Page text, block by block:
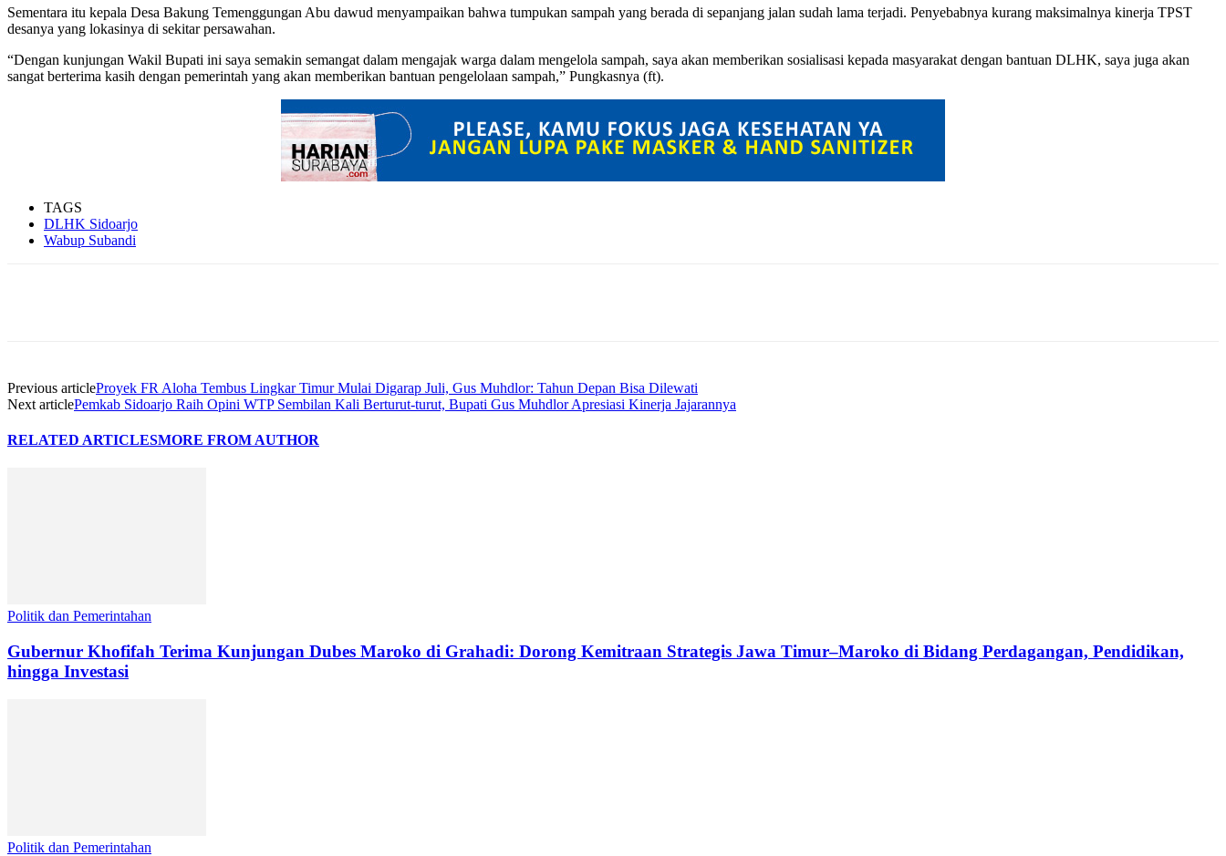
Sementara itu kepala Desa Bakung Temenggungan Abu dawud menyampaikan bahwa tumpukan sampah yang berada di sepanjang jalan sudah lama terjadi. Penyebabnya kurang maksimalnya kinerja TPST
desanya yang lokasinya di sekitar persawahan.
“Dengan kunjungan Wakil Bupati ini saya semakin semangat dalam mengajak warga dalam mengelola sampah, saya akan memberikan sosialisasi kepada masyarakat dengan bantuan DLHK, saya juga akan
sangat berterima kasih dengan pemerintah yang akan memberikan bantuan pengelolaan sampah,” Pungkasnya (ft).
TAGS
DLHK Sidoarjo
Wabup Subandi
Previous articleProyek FR Aloha Tembus Lingkar Timur Mulai Digarap Juli, Gus Muhdlor: Tahun Depan Bisa Dilewati
Next articlePemkab Sidoarjo Raih Opini WTP Sembilan Kali Berturut-turut, Bupati Gus Muhdlor Apresiasi Kinerja Jajarannya
RELATED ARTICLESMORE FROM AUTHOR
Politik dan Pemerintahan
Gubernur Khofifah Terima Kunjungan Dubes Maroko di Grahadi: Dorong Kemitraan Strategis Jawa Timur–Maroko di Bidang Perdagangan, Pendidikan,
hingga Investasi
Politik dan Pemerintahan